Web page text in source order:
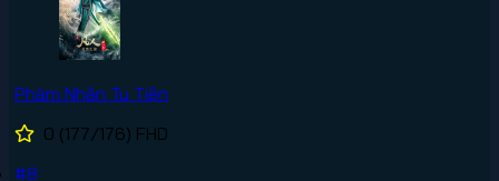
Phàm Nhân Tu Tiên
0 (177/176) FHD
#8